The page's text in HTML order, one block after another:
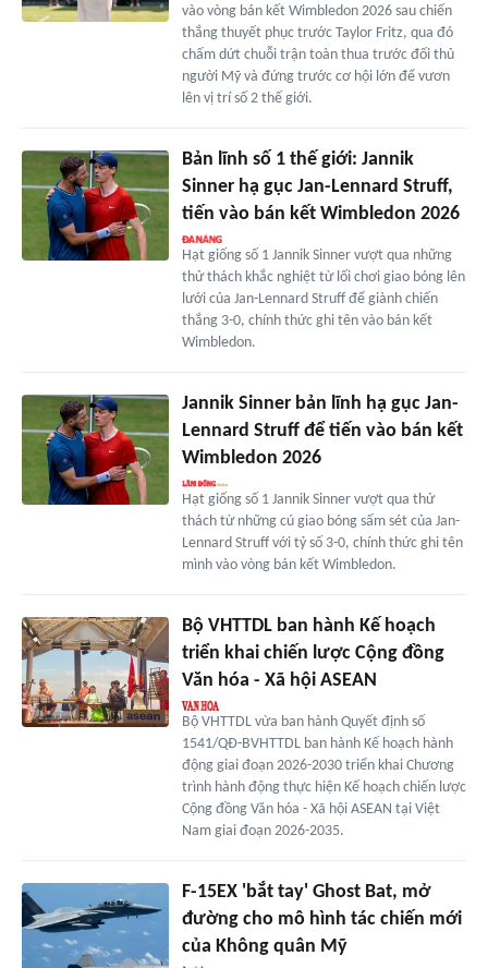
vào vòng bán kết Wimbledon 2026 sau chiến
thắng thuyết phục trước Taylor Fritz, qua đó
chấm dứt chuỗi trận toàn thua trước đối thủ
người Mỹ và đứng trước cơ hội lớn để vươn
lên vị trí số 2 thế giới.
Bản lĩnh số 1 thế giới: Jannik
Sinner hạ gục Jan-Lennard Struff,
tiến vào bán kết Wimbledon 2026
Hạt giống số 1 Jannik Sinner vượt qua những
thử thách khắc nghiệt từ lối chơi giao bóng lên
lưới của Jan-Lennard Struff để giành chiến
thắng 3-0, chính thức ghi tên vào bán kết
Wimbledon.
Jannik Sinner bản lĩnh hạ gục Jan-
Lennard Struff để tiến vào bán kết
Wimbledon 2026
Hạt giống số 1 Jannik Sinner vượt qua thử
thách từ những cú giao bóng sấm sét của Jan-
Lennard Struff với tỷ số 3-0, chính thức ghi tên
mình vào vòng bán kết Wimbledon.
Bộ VHTTDL ban hành Kế hoạch
triển khai chiến lược Cộng đồng
Văn hóa - Xã hội ASEAN
Bộ VHTTDL vừa ban hành Quyết định số
1541/QĐ-BVHTTDL ban hành Kế hoạch hành
động giai đoạn 2026-2030 triển khai Chương
trình hành động thực hiện Kế hoạch chiến lược
Cộng đồng Văn hóa - Xã hội ASEAN tại Việt
Nam giai đoạn 2026-2035.
F-15EX 'bắt tay' Ghost Bat, mở
đường cho mô hình tác chiến mới
của Không quân Mỹ